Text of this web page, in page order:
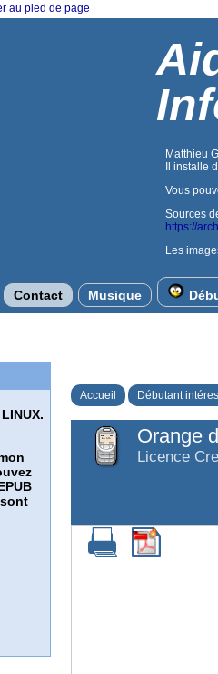
au pied de page
Matthieu
Il installe
Vous
Sources
https://
Les
Contact Musique
Accueil Débutant
Orange
Licence